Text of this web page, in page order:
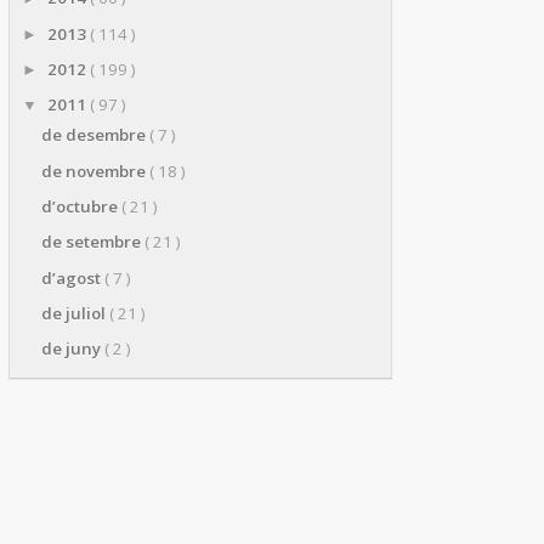
► 2013 ( 114 )
► 2012 ( 199 )
▼ 2011 ( 97 )
de desembre ( 7 )
de novembre ( 18 )
d’octubre ( 21 )
de setembre ( 21 )
d’agost ( 7 )
de juliol ( 21 )
de juny ( 2 )